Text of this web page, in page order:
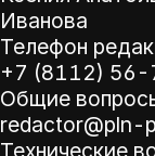
Иванова
Телефон
+7 (8112)
Общие
redactor@pln-